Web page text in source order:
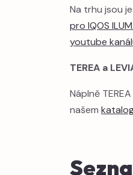
Na trhu jsou
pro IQOS
youtube
TEREA a
Náplně
našem